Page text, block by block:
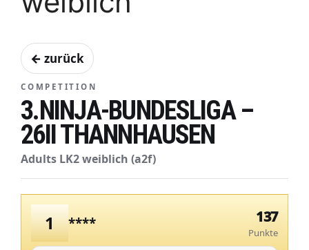
← zurück
COMPETITION
3.NINJA-BUNDESLIGA –
26II THANNHAUSEN
Adults LK2 weiblich (a2f)
1 **** 137
Punkte